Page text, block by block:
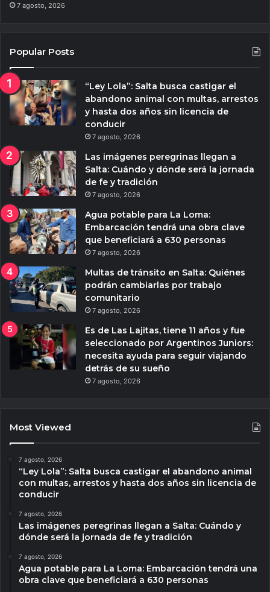
7 agosto, 2026
Popular Posts
“Ley Lola”: Salta busca castigar el
abandono animal con multas, arrestos
y hasta dos años sin licencia de
conducir
7 agosto, 2026
Las imágenes peregrinas llegan a
Salta: Cuándo y dónde será la jornada
de fe y tradición
7 agosto, 2026
Agua potable para La Loma:
Embarcación tendrá una obra clave
que beneficiará a 630 personas
7 agosto, 2026
Multas de tránsito en Salta: Quiénes
podrán cambiarlas por trabajo
comunitario
7 agosto, 2026
Es de Las Lajitas, tiene 11 años y fue
seleccionado por Argentinos Juniors:
necesita ayuda para seguir viajando
detrás de su sueño
7 agosto, 2026
Most Viewed
7 agosto, 2026
“Ley Lola”: Salta busca castigar el abandono animal
con multas, arrestos y hasta dos años sin licencia de
conducir
7 agosto, 2026
Las imágenes peregrinas llegan a Salta: Cuándo y
dónde será la jornada de fe y tradición
7 agosto, 2026
Agua potable para La Loma: Embarcación tendrá una
obra clave que beneficiará a 630 personas